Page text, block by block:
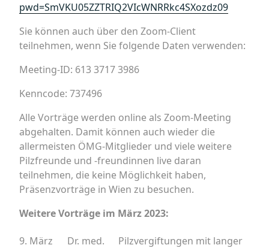
pwd=SmVKU05ZZTRIQ2VIcWNRRkc4SXozdz09
Sie können auch über den Zoom-Client
teilnehmen, wenn Sie folgende Daten verwenden:
Meeting-ID: 613 3717 3986
Kenncode: 737496
Alle Vorträge werden online als Zoom-Meeting
abgehalten. Damit können auch wieder die
allermeisten ÖMG-Mitglieder und viele weitere
Pilzfreunde und -freundinnen live daran
teilnehmen, die keine Möglichkeit haben,
Präsenzvorträge in Wien zu besuchen.
Weitere Vorträge im März 2023:
9. März
Dr. med.
Pilzvergiftungen mit langer